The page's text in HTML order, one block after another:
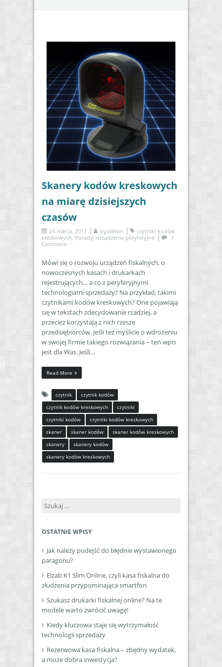
Skanery kodów kreskowych
na miarę dzisiejszych
czasów
24 marca, 2017 byadmin
czytniki kodów
kreskowych, Porady, urządzenia peryferyjne
1
Comment
Mówi się o rozwoju urządzeń fiskalnych, o
nowoczesnych kasach i drukarkach
rejestrujących… a co z peryferyjnymi
technologiami sprzedaży? Na przykład, takimi
czytnikami kodów kreskowych? One pojawiają
się w tekstach zdecydowanie rzadziej, a
przecież korzystają z nich rzesze
przedsiębiorców. Jeśli też myślicie o wdrożeniu
w swojej firmie takiego rozwiązania – ten wpis
jest dla Was. Jeśli…
Read More
czytnik
czytnik kodów
czytnik kodów kreskowych
czytniki
czytniki kodów
czytniki kodów kreskowych
skaner
skaner kodów
skaner kodów kreskowych
skanery
skanery kodów
skanery kodów kreskowych
Szukaj:
OSTATNIE WPISY
Jak należy podejść do błędnie wystawionego
paragonu?
Elzab K1 Slim Online, czyli kasa fiskalna do
złudzenia przypominająca smartfon
Szukasz drukarki fiskalnej online? Na te
modele warto zwrócić uwagę!
Kiedy kluczowa staje się wytrzymałość
technologii sprzedaży
Rezerwowa kasa fiskalna – zbędny wydatek,
a może dobra inwestycja?